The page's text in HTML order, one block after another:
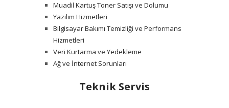
Muadil Kartuş Toner Satışı ve Dolumu
Yazılım Hizmetleri
Bilgisayar Bakımı Temizliği ve Performans
Hizmetleri
Veri Kurtarma ve Yedekleme
Ağ ve İnternet Sorunları
Teknik Servis